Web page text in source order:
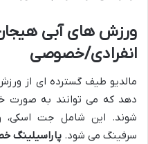
ورزش های آبی
انفرادی/خصوصی
مالدیو طیف گسترده ای از
دهد که می توانند به صورت
شوند. این شامل جت اسکی،
سرفینگ می شود.پاراسیلینگ